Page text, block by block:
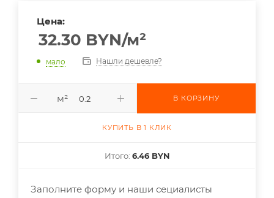
Цена:
32.30 BYN/м²
мало Нашли дешевле?
м² В КОРЗИНУ
КУПИТЬ В 1 КЛИК
Итого: 6.46 BYN
Заполните форму и наши сециалисты